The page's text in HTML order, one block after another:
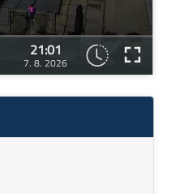
21:01
7. 8. 2026